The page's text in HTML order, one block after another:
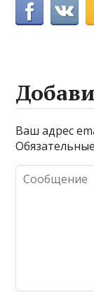
Ваш адрес